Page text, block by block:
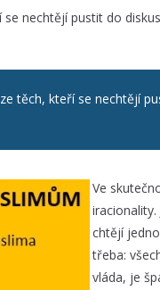
nechtějí pustit do
těch, kteří se nechtějí
Ve
chtějí
třeba:
vláda, je